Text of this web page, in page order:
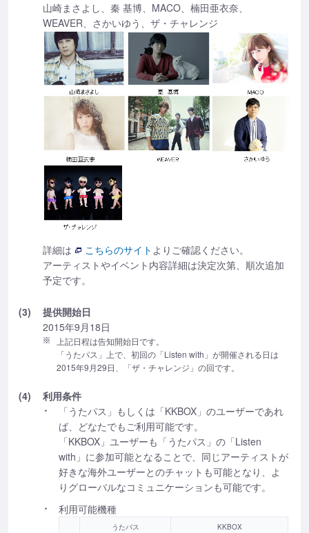
山崎まさよし、秦 基博、MACO、楠田亜衣奈、
WEAVER、さかいゆう、ザ・チャレンジ
詳細は こちらのサイト よりご確認ください。
アーティストやイベント内容詳細は決定次第、順次追加
予定です。
(3)
提供開始日
2015年9月18日
上記日程は告知開始日です。
「うたパス」上で、初回の「Listen with」が開催される日は
2015年9月29日、「ザ・チャレンジ」の回です。
(4)
利用条件
「うたパス」もしくは「KKBOX」のユーザーであれ
ば、どなたでもご利用可能です。
「KKBOX」ユーザーも「うたパス」の「Listen
with」に参加可能となることで、同じアーティストが
好きな海外ユーザーとのチャットも可能となり、よ
りグローバルなコミュニケーションも可能です。
利用可能機種
うたパス KKBOX